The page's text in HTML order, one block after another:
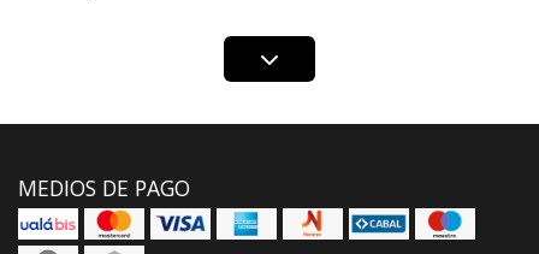
MEDIOS DE PAGO